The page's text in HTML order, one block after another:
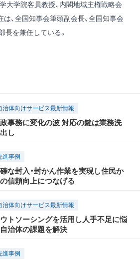
大学院客員教授、内閣地域主権戦略会
、全国知事会筆頭副会長、全国知事会
長を兼任している。
治体向けサービス最新情報
事務に変化の波 対応の鍵は業務洗
し
進事例
な封入・封かん作業を実現し住民か
信頼向上につなげる
治体向けサービス最新情報
トソーシングを活用し人手不足に悩
治体の課題を解決
進事例